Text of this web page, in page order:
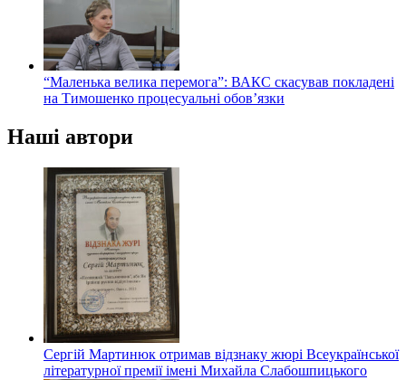
“Маленька велика перемога”: ВАКС скасував покладені
на Тимошенко процесуальні обов’язки
Наші автори
Сергій Мартинюк отримав відзнаку жюрі Всеукраїнської
літературної премії імені Михайла Слабошпицького